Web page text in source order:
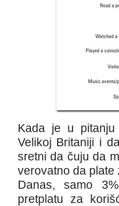
Kada je u pitanju
Velikoj Britaniji i
sretni da čuju da
verovatno da
Danas, samo
pretplatu za